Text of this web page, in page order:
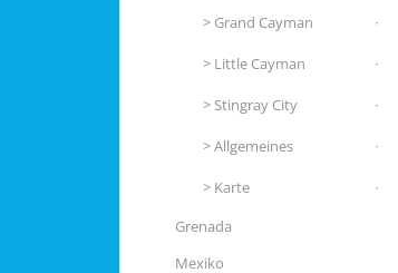
Grand Cayman
Little Cayman
Stingray City
Allgemeines
Karte
Grenada
Mexiko